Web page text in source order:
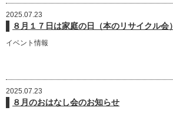
2025.07.23
８月１７日は家庭の日（本のリサイクル会）
イベント情報
2025.07.23
８月のおはなし会のお知らせ